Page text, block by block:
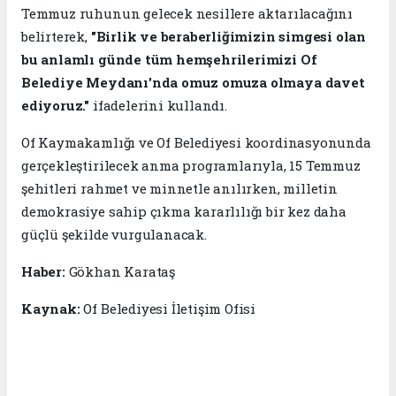
Temmuz ruhunun gelecek nesillere aktarılacağını
belirterek, "Birlik ve beraberliğimizin simgesi olan
bu anlamlı günde tüm hemşehrilerimizi Of
Belediye Meydanı'nda omuz omuza olmaya davet
ediyoruz." ifadelerini kullandı.
Of Kaymakamlığı ve Of Belediyesi koordinasyonunda
gerçekleştirilecek anma programlarıyla, 15 Temmuz
şehitleri rahmet ve minnetle anılırken, milletin
demokrasiye sahip çıkma kararlılığı bir kez daha
güçlü şekilde vurgulanacak.
Haber: Gökhan Karataş
Kaynak:Of Belediyesi İletişim Ofisi